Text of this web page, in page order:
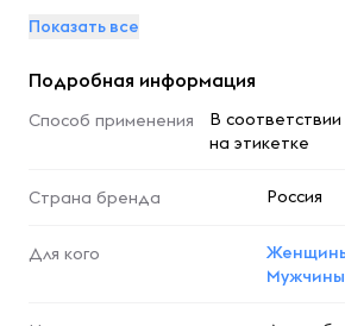
Легкость усвоения:
употребления после тренировки.
иммуноглобулины, которые помогают
протеина не только полезным, но и
Особенности:
растворимость и может быть легко
Показать все
Подробная информация
Способ применения
В
на этикетке
Страна бренда Россия
Для кого
Мужчины